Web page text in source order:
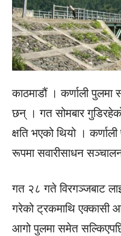
काठमाडौं । कर्णाली
छन् । गत सोमबार
क्षति भएको थियो ।
रूपमा सवारीसाधन
गत २८ गते विरगञ्जबाट
गरेको ट्रकमाथि एक्कासी
आगो पुलमा समेत